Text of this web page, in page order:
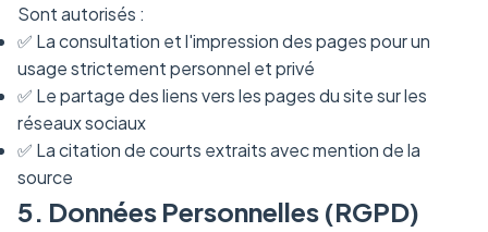
Sont autorisés :
✅ La consultation et l'impression des pages pour un
usage strictement personnel et privé
✅ Le partage des liens vers les pages du site sur les
réseaux sociaux
✅ La citation de courts extraits avec mention de la
source
5. Données Personnelles (RGPD)